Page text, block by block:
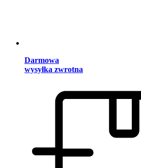
Darmowa
wysyłka zwrotna